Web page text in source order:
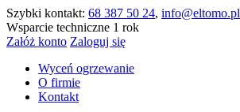
Szybki kontakt: 68 387 50 24, info@eltomo.pl
Wsparcie techniczne 1 rok
Załóż konto Zaloguj się
Wyceń ogrzewanie
O firmie
Kontakt